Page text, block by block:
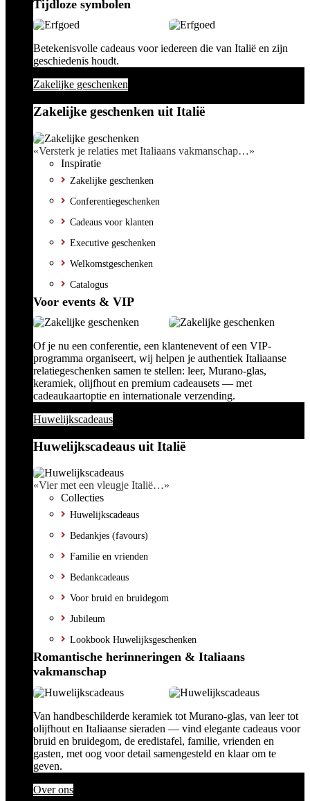
Tijdloze symbolen
Betekenisvolle cadeaus voor iedereen die van Italië en zijn
geschiedenis houdt.
Zakelijke geschenken
Zakelijke geschenken uit Italië
«Versterk je relaties met Italiaans vakmanschap…»
Inspiratie
Zakelijke geschenken
Conferentiegeschenken
Cadeaus voor klanten
Executive geschenken
Welkomstgeschenken
Catalogus
Voor events & VIP
Of je nu een conferentie, een klantenevent of een VIP-
programma organiseert, wij helpen je authentiek Italiaanse
relatiegeschenken samen te stellen: leer, Murano-glas,
keramiek, olijfhout en premium cadeausets — met
cadeaukaartoptie en internationale verzending.
Huwelijkscadeaus
Huwelijkscadeaus uit Italië
«Vier met een vleugje Italië…»
Collecties
Huwelijkscadeaus
Bedankjes (favours)
Familie en vrienden
Bedankcadeaus
Voor bruid en bruidegom
Jubileum
Lookbook Huwelijksgeschenken
Romantische herinneringen & Italiaans
vakmanschap
Van handbeschilderde keramiek tot Murano-glas, van leer tot
olijfhout en Italiaanse sieraden — vind elegante cadeaus voor
bruid en bruidegom, de eredistafel, familie, vrienden en
gasten, met oog voor detail samengesteld en klaar om te
geven.
Over ons